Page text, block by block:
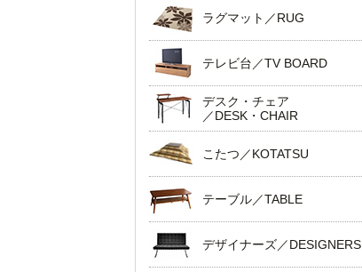
ラグマット／RUG
テレビ台／TV BOARD
デスク・チェア
／DESK・CHAIR
こたつ／KOTATSU
テーブル／TABLE
デザイナーズ／DESIGNERS